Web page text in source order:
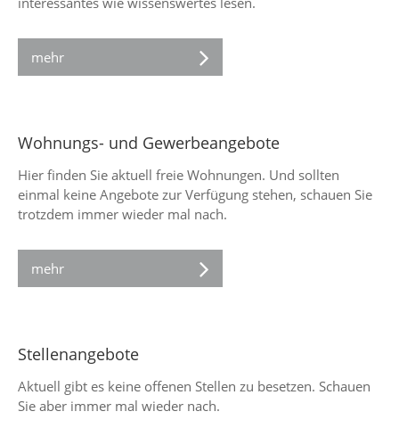
mehr
Wohnungs- und Gewerbeangebote
Hier finden Sie aktuell freie Wohnungen. Und sollten
einmal keine Angebote zur Verfügung stehen, schauen Sie
trotzdem immer wieder mal nach.
mehr
Stellenangebote
Aktuell gibt es keine offenen Stellen zu besetzen. Schauen
Sie aber immer mal wieder nach.